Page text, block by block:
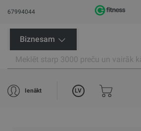
67994044
Biznesam
Ienākt LV